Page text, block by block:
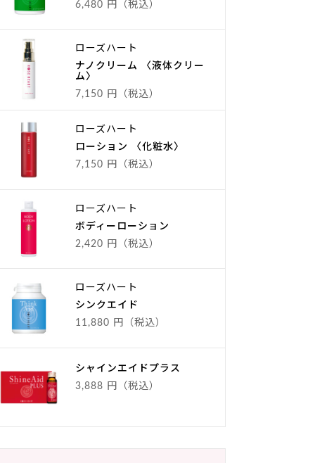
6,480 円（税込）
ローズハート
ナノクリーム 〈液体クリー
ム〉
7,150 円（税込）
ローズハート
ローション 〈化粧水〉
7,150 円（税込）
ローズハート
ボディーローション
2,420 円（税込）
ローズハート
シンクエイド
11,880 円（税込）
シャインエイドプラス
3,888 円（税込）